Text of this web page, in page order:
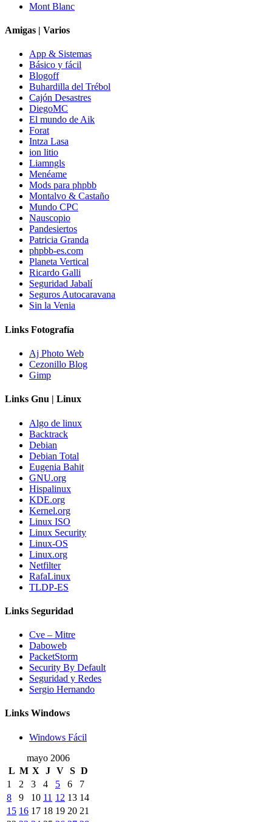
Mont Blanc
Amigas | Varios
App & Sistemas
Básico y fácil
Blogoff
Buhardilla del Trébol
Cajón Desastres
DiegoMC
El mundo de Aik
Forat
Intza Lasa
ion litio
Liamngls
Menéame
Mods para phpbb
Montalvo & Castaño
Mundo CPC
Nauscopio
Pandesiertos
Patricia Granda
phpbb-es.com
Planeta Vertical
Ricardo Galli
Seguridad Jabalí
Seguros Autocaravana
Sin la Venia
Links Fotografía
Aj Photo Web
Cezonillo Blog
Gimp
Links Gnu | Linux
Algo de linux
Backtrack
Debian
Debian Total
Eugenia Bahit
GNU.org
Hispalinux
KDE.org
Kernel.org
Linux ISO
Linux Security
Linux-OS
Linux.org
Netfilter
RafaLinux
TLDP-ES
Links Seguridad
Cve – Mitre
Daboweb
PacketStorm
Security By Default
Seguridad y Redes
Sergio Hernando
Links Windows
Windows Fácil
mayo 2006
L M X J V S D
1
2 3 4 5 6
7
8
9 10 11 12 13 14
15 16 17 18 19 20 21